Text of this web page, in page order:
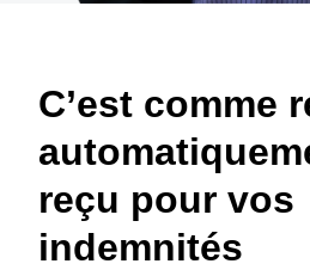
C’est comme
reçu pour vos
indemnités